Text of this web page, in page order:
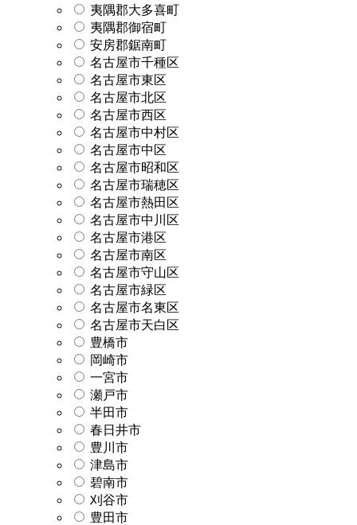
夷隅郡大多喜町
夷隅郡御宿町
安房郡鋸南町
名古屋市千種区
名古屋市東区
名古屋市北区
名古屋市西区
名古屋市中村区
名古屋市中区
名古屋市昭和区
名古屋市瑞穂区
名古屋市熱田区
名古屋市中川区
名古屋市港区
名古屋市南区
名古屋市守山区
名古屋市緑区
名古屋市名東区
名古屋市天白区
豊橋市
岡崎市
一宮市
瀬戸市
半田市
春日井市
豊川市
津島市
碧南市
刈谷市
豊田市